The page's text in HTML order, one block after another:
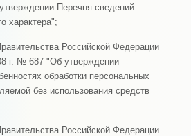
Перечня сведений
характера";
Российской Федерации
г. № 687 "Об утверждении
обработки персональных
без использования средств
Российской Федерации